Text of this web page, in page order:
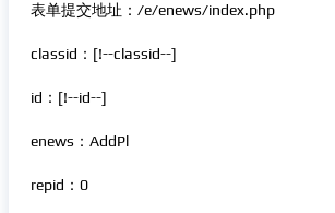
表单提交地址：/e/enews/index.php
classid：[!--classid--]
id：[!--id--]
enews：AddPl
repid：0